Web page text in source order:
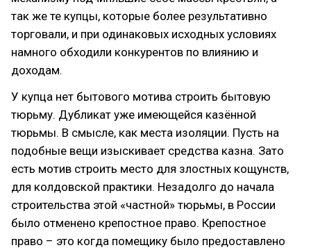
так же те купцы, которые более результативно
торговали, и при одинаковых исходных условиях
намного обходили конкурентов по влиянию и
доходам.
У купца нет бытового мотива строить бытовую
тюрьму. Дубликат уже имеющейся казённой
тюрьмы. В смысле, как места изоляции. Пусть на
подобные вещи изыскивает средства казна. Зато
есть мотив строить место для злостных кощунств,
для колдовской практики. Незадолго до начала
строительства этой «частной» тюрьмы, в России
было отменено крепостное право. Крепостное
право – это когда помещику было предоставлено